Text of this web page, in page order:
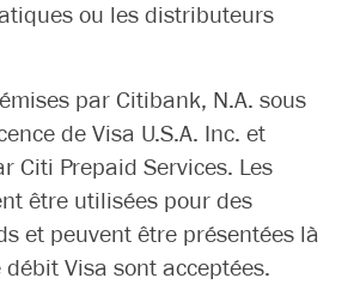
ou les distributeurs
par Citibank, N.A. sous
de Visa U.S.A. Inc. et
Citi Prepaid Services. Les
être utilisées pour des
et peuvent être présentées là
Visa sont acceptées.